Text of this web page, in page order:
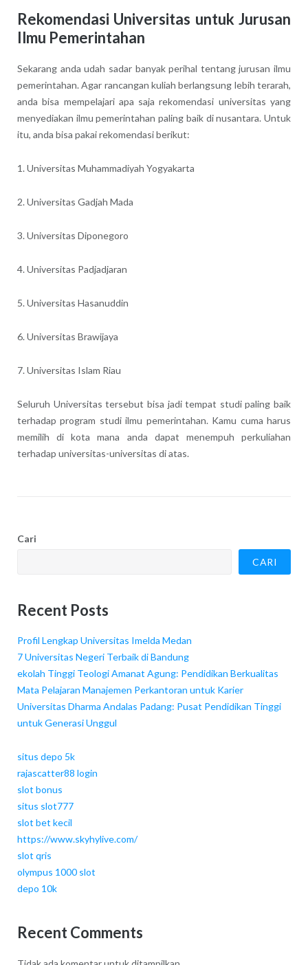
Rekomendasi Universitas untuk Jurusan
Ilmu Pemerintahan
Sekarang anda udah sadar banyak perihal tentang jurusan ilmu
pemerintahan. Agar rancangan kuliah berlangsung lebih terarah,
anda bisa mempelajari apa saja rekomendasi universitas yang
menyediakan ilmu pemerintahan paling baik di nusantara. Untuk
itu, anda bisa pakai rekomendasi berikut:
1. Universitas Muhammadiyah Yogyakarta
2. Universitas Gadjah Mada
3. Universitas Diponegoro
4. Universitas Padjadjaran
5. Universitas Hasanuddin
6. Universitas Brawijaya
7. Universitas Islam Riau
Seluruh Universitas tersebut bisa jadi tempat studi paling baik
terhadap program studi ilmu pemerintahan. Kamu cuma harus
memilih di kota mana anda dapat menempuh perkuliahan
terhadap universitas-universitas di atas.
Cari
CARI
Recent Posts
Profil Lengkap Universitas Imelda Medan
7 Universitas Negeri Terbaik di Bandung
ekolah Tinggi Teologi Amanat Agung: Pendidikan Berkualitas
Mata Pelajaran Manajemen Perkantoran untuk Karier
Universitas Dharma Andalas Padang: Pusat Pendidikan Tinggi
untuk Generasi Unggul
situs depo 5k
rajascatter88 login
slot bonus
situs slot777
slot bet kecil
https://www.skyhylive.com/
slot qris
olympus 1000 slot
depo 10k
Recent Comments